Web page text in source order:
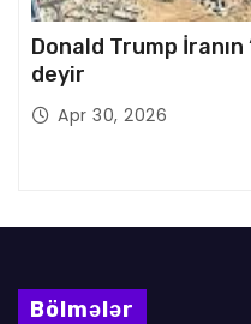
Donald Trump
deyir
Apr 30, 2026
Bölmələr